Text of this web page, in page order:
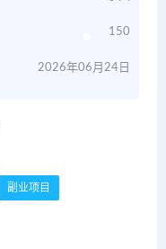
150
2026年06月24日
副业项目